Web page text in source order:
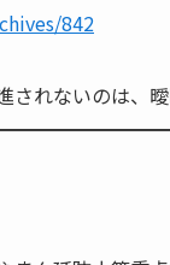
842
れないのは、